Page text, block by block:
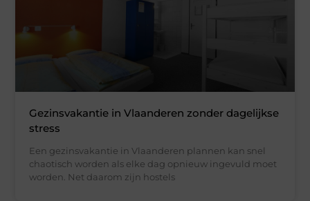
Gezinsvakantie in Vlaanderen zonder dagelijkse
stress
Een gezinsvakantie in Vlaanderen plannen kan snel
chaotisch worden als elke dag opnieuw ingevuld moet
worden. Net daarom zijn hostels